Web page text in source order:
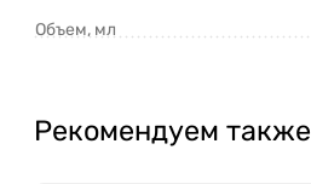
Объем, мл
Рекомендуем также